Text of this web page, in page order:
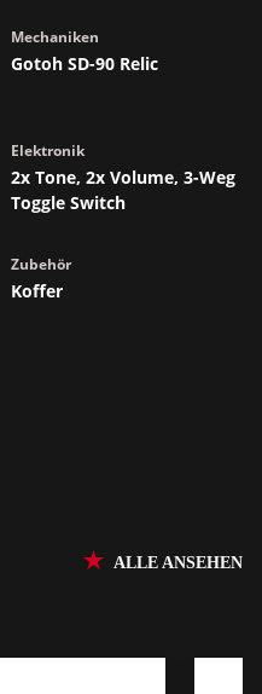
Mechaniken
Gotoh SD-90 Relic
Elektronik
2x Tone, 2x Volume, 3-Weg
Toggle Switch
Zubehör
Koffer
ALLE ANSEHEN